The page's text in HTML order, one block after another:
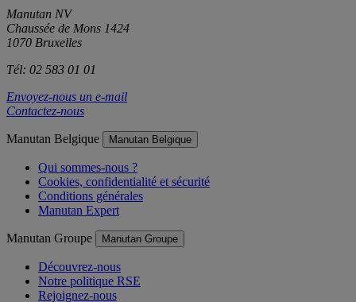
Manutan NV
Chaussée de Mons 1424
1070 Bruxelles
Tél: 02 583 01 01
Envoyez-nous un e-mail
Contactez-nous
Manutan Belgique Manutan Belgique
Qui sommes-nous ?
Cookies, confidentialité et sécurité
Conditions générales
Manutan Expert
Manutan Groupe Manutan Groupe
Découvrez-nous
Notre politique RSE
Rejoignez-nous